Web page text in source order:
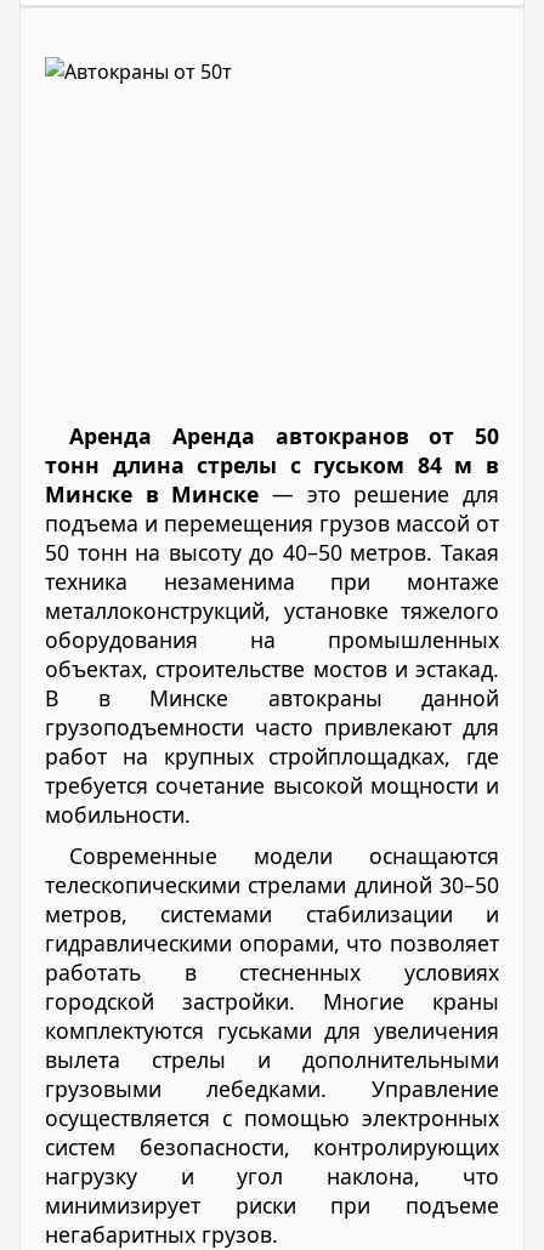
Аренда Аренда автокранов от 50
тонн длина стрелы с гуськом 84 м в
Минске в Минске — это решение для
подъема и перемещения грузов массой от
50 тонн на высоту до 40–50 метров. Такая
техника незаменима при монтаже
металлоконструкций, установке тяжелого
оборудования на промышленных
объектах, строительстве мостов и эстакад.
В в Минске автокраны данной
грузоподъемности часто привлекают для
работ на крупных стройплощадках, где
требуется сочетание высокой мощности и
мобильности.
Современные модели оснащаются
телескопическими стрелами длиной 30–50
метров, системами стабилизации и
гидравлическими опорами, что позволяет
работать в стесненных условиях
городской застройки. Многие краны
комплектуются гуськами для увеличения
вылета стрелы и дополнительными
грузовыми лебедками. Управление
осуществляется с помощью электронных
систем безопасности, контролирующих
нагрузку и угол наклона, что
минимизирует риски при подъеме
негабаритных грузов.